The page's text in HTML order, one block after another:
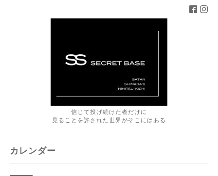
信じて投げ続けた者だけに
見ることを許された世界がそこにはある
カレンダー